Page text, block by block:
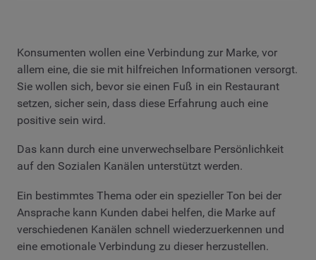
Konsumenten wollen eine Verbindung zur Marke, vor
allem eine, die sie mit hilfreichen Informationen versorgt.
Sie wollen sich, bevor sie einen Fuß in ein Restaurant
setzen, sicher sein, dass diese Erfahrung auch eine
positive sein wird.
Das kann durch eine unverwechselbare Persönlichkeit
auf den Sozialen Kanälen unterstützt werden.
Ein bestimmtes Thema oder ein spezieller Ton bei der
Ansprache kann Kunden dabei helfen, die Marke auf
verschiedenen Kanälen schnell wiederzuerkennen und
eine emotionale Verbindung zu dieser herzustellen.